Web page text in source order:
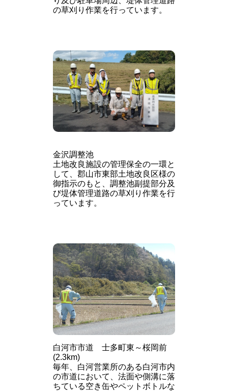
の草刈り作業を行っています。
金沢調整池
土地改良施設の管理保全の一環と
して、郡山市東部土地改良区様の
御指示のもと、調整池副提部分及
び堤体管理道路の草刈り作業を行
っています。
白河市市道 士多町東～桜岡前
(2.3km)
毎年、白河営業所のある白河市内
の市道において、法面や側溝に落
ちている空き缶やペットボトルな